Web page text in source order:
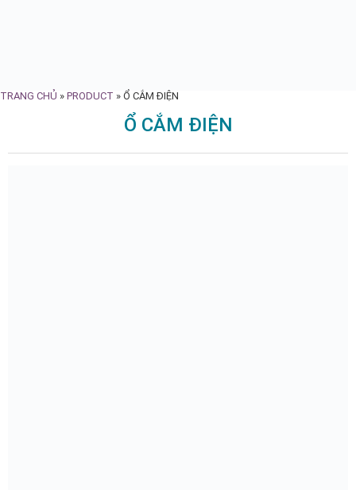
TRANG CHỦ » PRODUCT » Ổ CẮM ĐIỆN
Ổ CẮM ĐIỆN